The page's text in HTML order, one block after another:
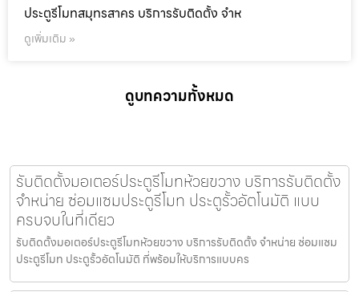
ประตูรีโมทสมุทรสาคร บริการรับติดตั้ง จำห
ดูเพิ่มเติม »
ดูบทความทั้งหมด
รับติดตั้งมอเตอร์ประตูรีโมทห้วยขวาง บริการรับติดตั้ง
จำหน่าย ซ่อมแซมประตูรีโมท ประตูรั้วอัตโนมัติ แบบ
ครบจบในที่เดียว
รับติดตั้งมอเตอร์ประตูรีโมทห้วยขวาง บริการรับติดตั้ง จำหน่าย ซ่อมแซม
ประตูรีโมท ประตูรั้วอัตโนมัติ ที่พร้อมให้บริการแบบคร